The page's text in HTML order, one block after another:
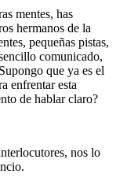
mentes, has
hermanos de la
pequeñas pistas,
comunicado,
que ya es el
enfrentar esta
de hablar claro?
nos lo